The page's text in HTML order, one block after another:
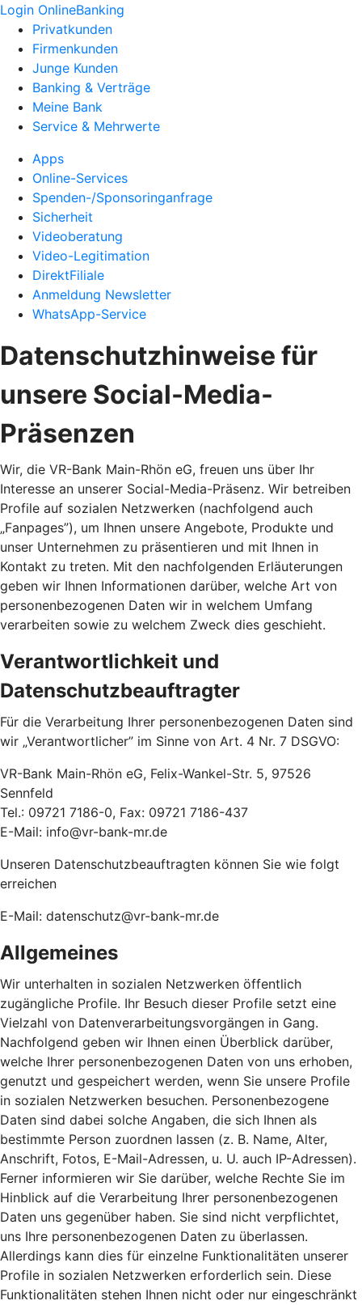
Login OnlineBanking
Privatkunden
Firmenkunden
Junge Kunden
Banking & Verträge
Meine Bank
Service & Mehrwerte
Apps
Online-Services
Spenden-/Sponsoringanfrage
Sicherheit
Videoberatung
Video-Legitimation
DirektFiliale
Anmeldung Newsletter
WhatsApp-Service
Datenschutzhinweise für
unsere Social-Media-
Präsenzen
Wir, die VR-Bank Main-Rhön eG, freuen uns über Ihr
Interesse an unserer Social-Media-Präsenz. Wir betreiben
Profile auf sozialen Netzwerken (nachfolgend auch
„Fanpages”), um Ihnen unsere Angebote, Produkte und
unser Unternehmen zu präsentieren und mit Ihnen in
Kontakt zu treten. Mit den nachfolgenden Erläuterungen
geben wir Ihnen Informationen darüber, welche Art von
personenbezogenen Daten wir in welchem Umfang
verarbeiten sowie zu welchem Zweck dies geschieht.
Verantwortlichkeit und
Datenschutzbeauftragter
Für die Verarbeitung Ihrer personenbezogenen Daten sind
wir „Verantwortlicher” im Sinne von Art. 4 Nr. 7 DSGVO:
VR-Bank Main-Rhön eG, Felix-Wankel-Str. 5, 97526
Sennfeld
Tel.: 09721 7186-0, Fax: 09721 7186-437
E-Mail: info@vr-bank-mr.de
Unseren Datenschutzbeauftragten können Sie wie folgt
erreichen
E-Mail: datenschutz@vr-bank-mr.de
Allgemeines
Wir unterhalten in sozialen Netzwerken öffentlich
zugängliche Profile. Ihr Besuch dieser Profile setzt eine
Vielzahl von Datenverarbeitungsvorgängen in Gang.
Nachfolgend geben wir Ihnen einen Überblick darüber,
welche Ihrer personenbezogenen Daten von uns erhoben,
genutzt und gespeichert werden, wenn Sie unsere Profile
in sozialen Netzwerken besuchen. Personenbezogene
Daten sind dabei solche Angaben, die sich Ihnen als
bestimmte Person zuordnen lassen (z. B. Name, Alter,
Anschrift, Fotos, E-Mail-Adressen, u. U. auch IP-Adressen).
Ferner informieren wir Sie darüber, welche Rechte Sie im
Hinblick auf die Verarbeitung Ihrer personenbezogenen
Daten uns gegenüber haben. Sie sind nicht verpflichtet,
uns Ihre personenbezogenen Daten zu überlassen.
Allerdings kann dies für einzelne Funktionalitäten unserer
Profile in sozialen Netzwerken erforderlich sein. Diese
Funktionalitäten stehen Ihnen nicht oder nur eingeschränkt